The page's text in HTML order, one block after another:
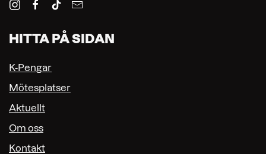
HITTA PÅ SIDAN
K-Pengar
Mötesplatser
Aktuellt
Om oss
Kontakt